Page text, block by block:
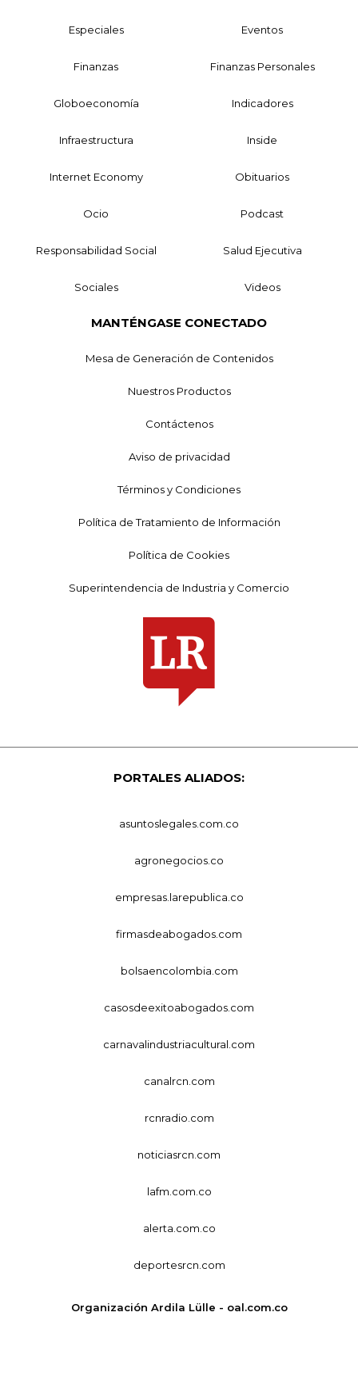
Especiales Eventos
Finanzas Finanzas Personales
Globoeconomía Indicadores
Infraestructura Inside
Internet Economy Obituarios
Ocio Podcast
Responsabilidad Social Salud Ejecutiva
Sociales Videos
MANTÉNGASE CONECTADO
Mesa de Generación de Contenidos
Nuestros Productos
Contáctenos
Aviso de privacidad
Términos y Condiciones
Política de Tratamiento de Información
Política de Cookies
Superintendencia de Industria y Comercio
PORTALES ALIADOS:
asuntoslegales.com.co
agronegocios.co
empresas.larepublica.co
firmasdeabogados.com
bolsaencolombia.com
casosdeexitoabogados.com
carnavalindustriacultural.com
canalrcn.com
rcnradio.com
noticiasrcn.com
lafm.com.co
alerta.com.co
deportesrcn.com
Organización Ardila Lülle - oal.com.co